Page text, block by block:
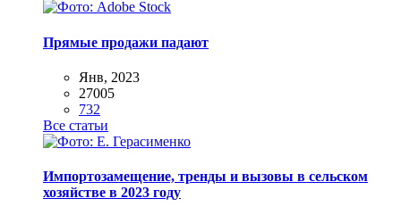
Прямые продажи падают
Янв, 2023
27005
732
Все статьи
Импортозамещение, тренды и вызовы в сельском
хозяйстве в 2023 году